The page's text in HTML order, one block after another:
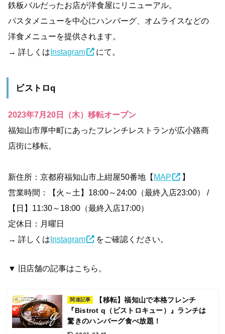
鉄板バルだったお店が洋食屋にリニューアル。
パスタメニューを中心にハンバーグ、オムライスなどの
洋食メニューを提供されます。
→ 詳しくはInstagram にて。
ビストロq
2023年7月20日（木）移転オープン
福知山市厚中町にあったフレンチレストランが広小路商
店街に移転。
新住所：京都府福知山市上紺屋50番地【 MAP
】
営業時間：【火～土】18:00～24:00（最終入店23:00） /
【日】11:30～18:00（最終入店17:00）
定休日：月曜日
→ 詳しくは Instagram をご確認ください。
▼ 旧店舗の記事はこちら。
関連記事
【移転】福知山で本格フレンチ
『Bistrot q（ビストロキュー）』ランチは
驚きのハンバーグ食べ放題！